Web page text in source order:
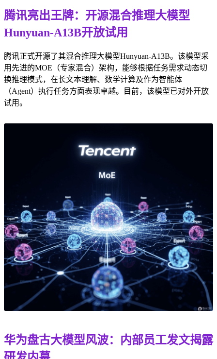
腾讯亮出王牌：开源混合推理大模型
Hunyuan-A13B开放试用
腾讯正式开源了其混合推理大模型Hunyuan-A13B。该模型采
用先进的MOE（专家混合）架构，能够根据任务需求动态切
换推理模式，在长文本理解、数学计算及作为智能体
（Agent）执行任务方面表现卓越。目前，该模型已对外开放
试用。
华为盘古大模型风波：内部员工发文揭露